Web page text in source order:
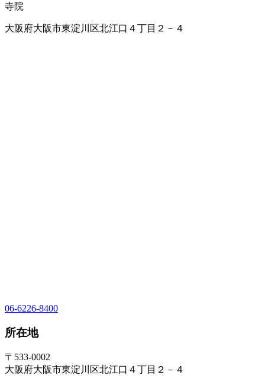
寺院
大阪府大阪市東淀川区北江口４丁目２－４
06-6226-8400
所在地
〒533-0002
大阪府大阪市東淀川区北江口４丁目２－４